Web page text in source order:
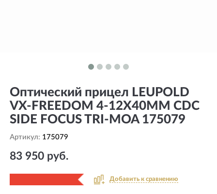
Оптический прицел LEUPOLD
VX-FREEDOM 4-12X40MM CDC
SIDE FOCUS TRI-MOA 175079
Артикул: 175079
83 950 руб.
Добавить к сравнению